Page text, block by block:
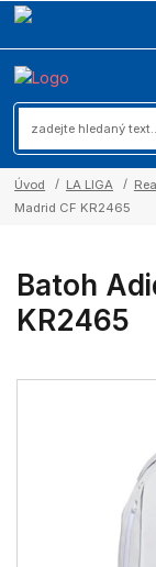
Úvod LA LIGA
Madrid CF KR2465
Batoh
KR2465